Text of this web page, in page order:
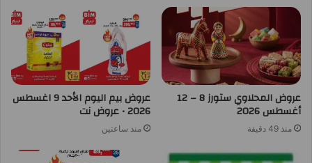
عروض المحلاوي ستورز 8 – 12
أغسطس 2026
منذ 49 دقيقة
عروض بيم اليوم الأحد 9 اغسطس
2026 • عروض نت
منذ ساعتين